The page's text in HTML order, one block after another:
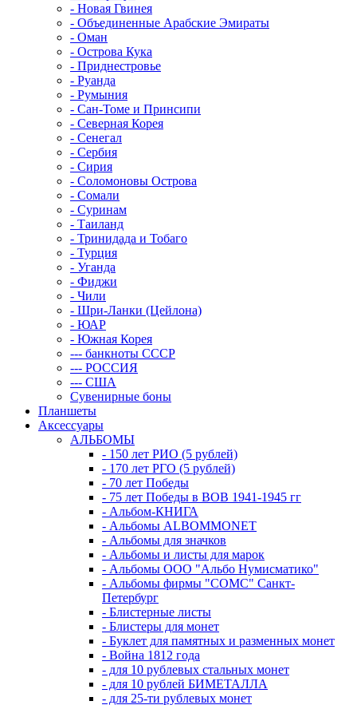
- Новая Гвинея
- Объединенные Арабские Эмираты
- Оман
- Острова Кука
- Приднестровье
- Руанда
- Румыния
- Сан-Томе и Принсипи
- Северная Корея
- Сенегал
- Сербия
- Сирия
- Соломоновы Острова
- Сомали
- Суринам
- Таиланд
- Тринидада и Тобаго
- Турция
- Уганда
- Фиджи
- Чили
- Шри-Ланки (Цейлона)
- ЮАР
- Южная Корея
--- банкноты СССР
--- РОССИЯ
--- США
Сувенирные боны
Планшеты
Аксессуары
АЛЬБОМЫ
- 150 лет РИО (5 рублей)
- 170 лет РГО (5 рублей)
- 70 лет Победы
- 75 лет Победы в ВОВ 1941-1945 гг
- Альбом-КНИГА
- Альбомы ALBOMMONET
- Альбомы для значков
- Альбомы и листы для марок
- Альбомы ООО "Альбо Нумисматико"
- Альбомы фирмы "СОМС" Санкт-
Петербург
- Блистерные листы
- Блистеры для монет
- Буклет для памятных и разменных монет
- Война 1812 года
- для 10 рублевых стальных монет
- для 10 рублей БИМЕТАЛЛА
- для 25-ти рублевых монет